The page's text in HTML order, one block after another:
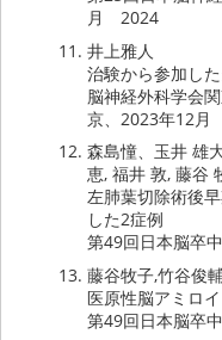
月 2024
井上雅人
治験から参加し
脳神経外科学会
京、2023年12月
森島憧、玉井 雄
恵, 福井 敦, 藤谷
左肺葉切除術後
した2症例
第49回日本脳
藤谷牧子,竹谷俊
医原性脳アミロ
第49回日本脳卒